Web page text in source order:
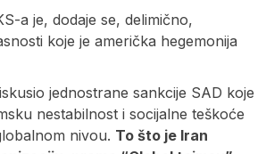
a je, dodaje se, delimično,
koje je američka hegemonija
jednostrane sankcije SAD koje
nestabilnost i socijalne teškoće
nivou. To što je Iran